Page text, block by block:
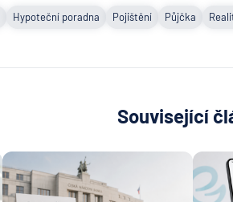
Hypoteční poradna Pojištění Půjčka
Související